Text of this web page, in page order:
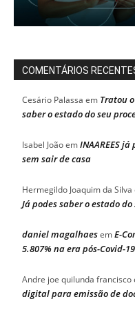
COMENTÁRIOS
Cesário Palassa em Tratou
saber o estado do seu
Isabel JoãoemINAAREES
sem sair de casa
Hermegildo Joaquim da Silva
Já podes saber o estado do
daniel magalhaesemE-
5.807% na era pós-Covid-19
Andre joe quilunda francisco
digital para emissão de